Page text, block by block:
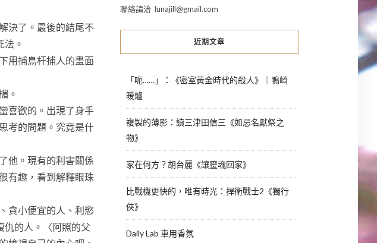
決了。最後的結尾不
。
用捕鳥杆捕人的畫面
。
喜歡的。出現了身手
考的問題。究竟是什
他。現有的利害關係
有趣，看到解釋眼珠
貪小便宜的人、利慾
仇的人。〈阿照的父
聯絡請洽 lunajill@gmail.com
近期文章
「呃……」：《密室黃金時代的殺人》｜鴨崎
暖爐
複製的薄影：讀三津田信三《如忌名獻祭之
物》
家在何方？胡台麗《讓靈魂回家》
比戰機更快的，唯有時光：捍衛戰士2《獨行
俠》
Daily Lab 車用香氛